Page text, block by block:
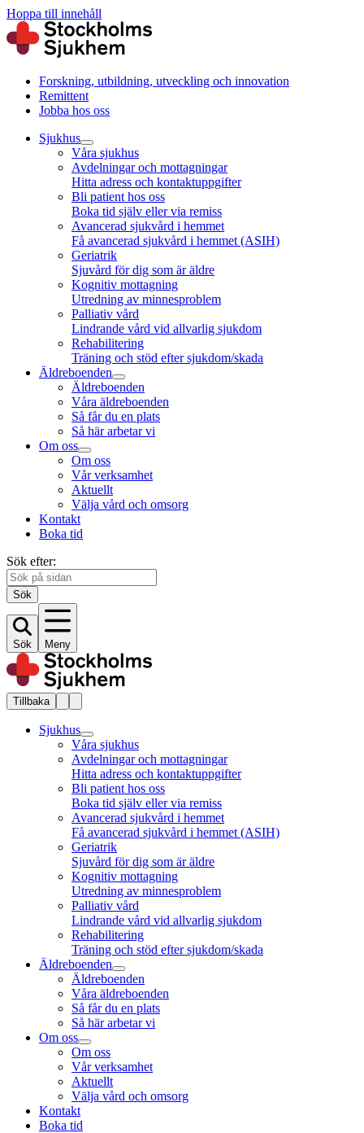
Hoppa till innehåll
Forskning, utbildning, utveckling och innovation
Remittent
Jobba hos oss
Sjukhus
Våra sjukhus
Avdelningar och mottagningar
Hitta adress och kontaktuppgifter
Bli patient hos oss
Boka tid själv eller via remiss
Avancerad sjukvård i hemmet
Få avancerad sjukvård i hemmet (ASIH)
Geriatrik
Sjuvård för dig som är äldre
Kognitiv mottagning
Utredning av minnesproblem
Palliativ vård
Lindrande vård vid allvarlig sjukdom
Rehabilitering
Träning och stöd efter sjukdom/skada
Äldreboenden
Äldreboenden
Våra äldreboenden
Så får du en plats
Så här arbetar vi
Om oss
Om oss
Vår verksamhet
Aktuellt
Välja vård och omsorg
Kontakt
Boka tid
Sök efter:
Sök
Sök Meny
Tillbaka
Sjukhus
Våra sjukhus
Avdelningar och mottagningar
Hitta adress och kontaktuppgifter
Bli patient hos oss
Boka tid själv eller via remiss
Avancerad sjukvård i hemmet
Få avancerad sjukvård i hemmet (ASIH)
Geriatrik
Sjuvård för dig som är äldre
Kognitiv mottagning
Utredning av minnesproblem
Palliativ vård
Lindrande vård vid allvarlig sjukdom
Rehabilitering
Träning och stöd efter sjukdom/skada
Äldreboenden
Äldreboenden
Våra äldreboenden
Så får du en plats
Så här arbetar vi
Om oss
Om oss
Vår verksamhet
Aktuellt
Välja vård och omsorg
Kontakt
Boka tid